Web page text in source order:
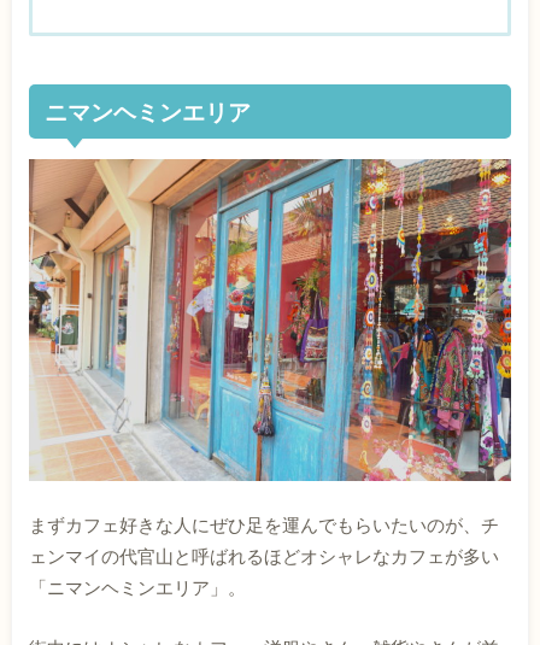
ニマンヘミンエリア
まずカフェ好きな人にぜひ足を運んでもらいたいのが、チ
ェンマイの代官山と呼ばれるほどオシャレなカフェが多い
「ニマンヘミンエリア」。